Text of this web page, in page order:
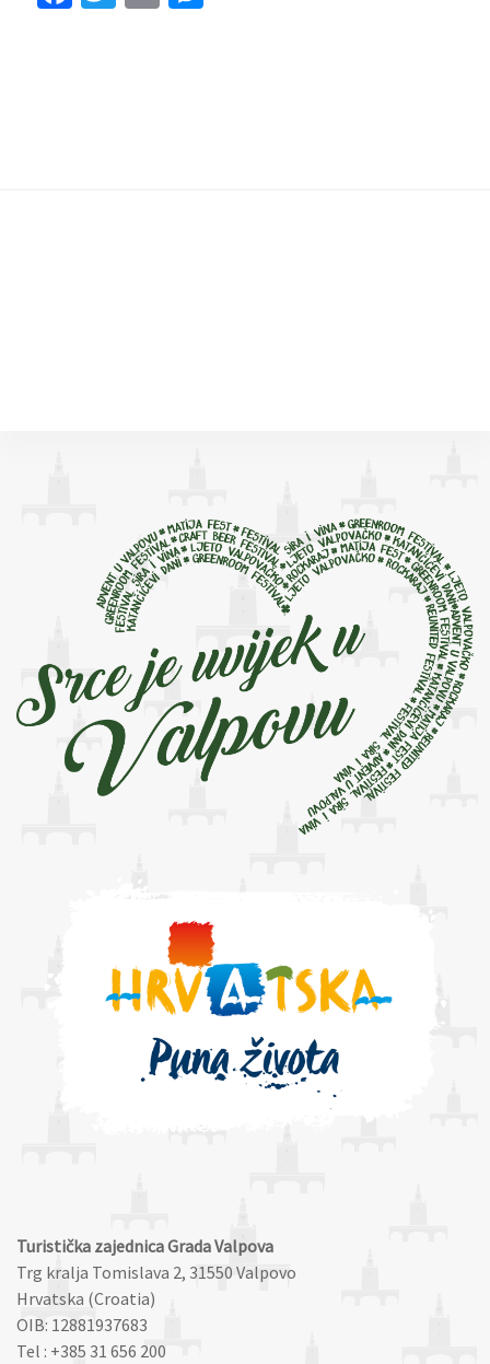
Turistička zajednica Grada Valpova
Trg kralja Tomislava 2, 31550 Valpovo
Hrvatska (Croatia)
OIB: 12881937683
Tel : +385 31 656 200